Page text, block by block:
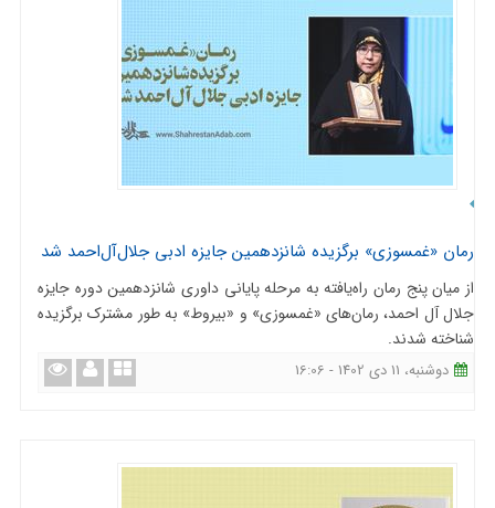
رمان «غمسوزی» برگزیده شانزدهمین جایزه ادبی جلال‌آل‌احمد شد
از میان پنج رمان راه‌یافته به مرحله پایانی داوری شانزدهمین دوره جایزه
جلال آل احمد، رمان‌های «غمسوزی» و «بیروط» به طور مشترک برگزیده
شناخته شدند.
دوشنبه، 11 دی 1402 - 16:06